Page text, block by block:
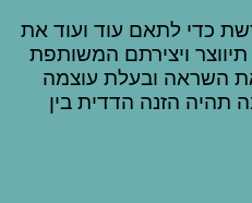
כדי לתאם עוד ועוד את
ויצירתם המשותפת
השראה ובעלת עוצמה
תהיה הזנה הדדית בין